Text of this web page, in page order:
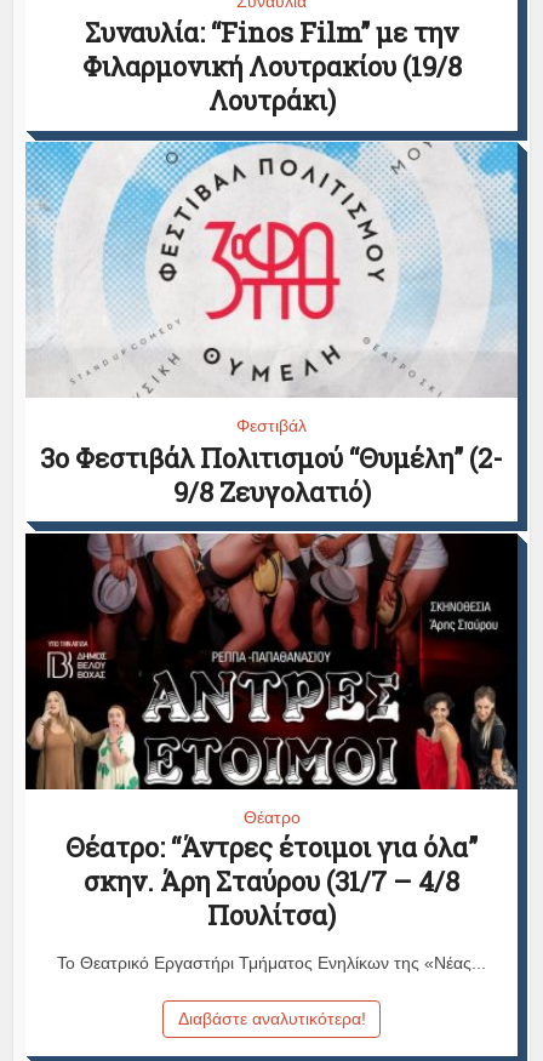
Συναυλία: “Finos Film” με την
Φιλαρμονική Λουτρακίου (19/8
Λουτράκι)
Φεστιβάλ
3ο Φεστιβάλ Πολιτισμού “Θυμέλη” (2-
9/8 Ζευγολατιό)
Θέατρο
Θέατρο: “Άντρες έτοιμοι για όλα”
σκην. Άρη Σταύρου (31/7 – 4/8
Πουλίτσα)
Το Θεατρικό Εργαστήρι Τμήματος Ενηλίκων της «Νέας...
Διαβάστε αναλυτικότερα!